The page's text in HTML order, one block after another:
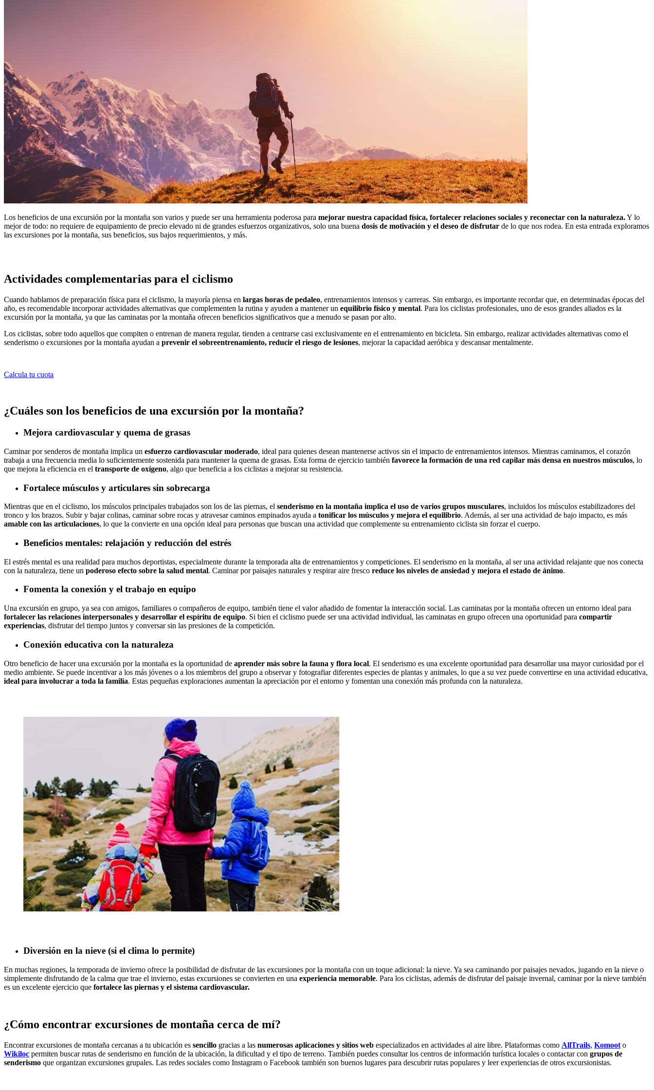
Los beneficios de una excursión por la montaña son varios y puede ser una herramienta poderosa para mejorar nuestra capacidad física, fortalecer relaciones sociales y reconectar con la naturaleza.Y lo
mejor de todo: no requiere de equipamiento de precio elevado ni de grandes esfuerzos organizativos, solo una buena dosis de motivación y el deseo de disfrutar de lo que nos rodea. En esta entrada exploramos
las excursiones por la montaña, sus beneficios, sus bajos requerimientos, y más.
Actividades complementarias para el ciclismo
Cuando hablamos de preparación física para el ciclismo, la mayoría piensa en largas horas de pedaleo, entrenamientos intensos y carreras. Sin embargo, es importante recordar que, en determinadas épocas del
año, es recomendable incorporar actividades alternativas que complementen la rutina y ayuden a mantener un equilibrio físico y mental. Para los ciclistas profesionales, uno de esos grandes aliados es la
excursión por la montaña, ya que las caminatas por la montaña ofrecen beneficios significativos que a menudo se pasan por alto.
Los ciclistas, sobre todo aquellos que compiten o entrenan de manera regular, tienden a centrarse casi exclusivamente en el entrenamiento en bicicleta. Sin embargo, realizar actividades alternativas como el
senderismo o excursiones por la montaña ayudan a prevenir el sobreentrenamiento, reducir el riesgo de lesiones, mejorar la capacidad aeróbica y descansar mentalmente.
Calcula tu cuota
¿Cuáles son los beneficios de una excursión por la montaña?
Mejora cardiovascular y quema de grasas
Caminar por senderos de montaña implica un esfuerzo cardiovascular moderado, ideal para quienes desean mantenerse activos sin el impacto de entrenamientos intensos. Mientras caminamos, el corazón
trabaja a una frecuencia media lo suficientemente sostenida para mantener la quema de grasas. Esta forma de ejercicio también favorece la formación de una red capilar más densa en nuestros músculos, lo
que mejora la eficiencia en el transporte de oxígeno, algo que beneficia a los ciclistas a mejorar su resistencia.
Fortalece músculos y articulares sin sobrecarga
Mientras que en el ciclismo, los músculos principales trabajados son los de las piernas, el senderismo en la montaña implica el uso de varios grupos musculares, incluidos los músculos estabilizadores del
tronco y los brazos. Subir y bajar colinas, caminar sobre rocas y atravesar caminos empinados ayuda a tonificar los músculos y mejora el equilibrio. Además, al ser una actividad de bajo impacto, es más
amable con las articulaciones, lo que la convierte en una opción ideal para personas que buscan una actividad que complemente su entrenamiento ciclista sin forzar el cuerpo.
Beneficios mentales: relajación y reducción del estrés
El estrés mental es una realidad para muchos deportistas, especialmente durante la temporada alta de entrenamientos y competiciones. El senderismo en la montaña, al ser una actividad relajante que nos conecta
con la naturaleza, tiene un poderoso efecto sobre la salud mental. Caminar por paisajes naturales y respirar aire fresco reduce los niveles de ansiedad y mejora el estado de ánimo.
Fomenta la conexión y el trabajo en equipo
Una excursión en grupo, ya sea con amigos, familiares o compañeros de equipo, también tiene el valor añadido de fomentar la interacción social. Las caminatas por la montaña ofrecen un entorno ideal para
fortalecer las relaciones interpersonales y desarrollar el espíritu de equipo. Si bien el ciclismo puede ser una actividad individual, las caminatas en grupo ofrecen una oportunidad para compartir
experiencias, disfrutar del tiempo juntos y conversar sin las presiones de la competición.
Conexión educativa con la naturaleza
Otro beneficio de hacer una excursión por la montaña es la oportunidad de aprender más sobre la fauna y flora local. El senderismo es una excelente oportunidad para desarrollar una mayor curiosidad por el
medio ambiente. Se puede incentivar a los más jóvenes o a los miembros del grupo a observar y fotografiar diferentes especies de plantas y animales, lo que a su vez puede convertirse en una actividad educativa,
ideal para involucrar a toda la familia. Estas pequeñas exploraciones aumentan la apreciación por el entorno y fomentan una conexión más profunda con la naturaleza.
Diversión en la nieve (si el clima lo permite)
En muchas regiones, la temporada de invierno ofrece la posibilidad de disfrutar de las excursiones por la montaña con un toque adicional: la nieve. Ya sea caminando por paisajes nevados, jugando en la nieve o
simplemente disfrutando de la calma que trae el invierno, estas excursiones se convierten en una experiencia memorable. Para los ciclistas, además de disfrutar del paisaje invernal, caminar por la nieve también
es un excelente ejercicio que fortalece las piernas y el sistema cardiovascular.
¿Cómo encontrar excursiones de montaña cerca de mí?
Encontrar excursiones de montaña cercanas a tu ubicación es sencillo gracias a las numerosas aplicaciones y sitios web especializados en actividades al aire libre. Plataformas como AllTrails, Komoot o
Wikiloc permiten buscar rutas de senderismo en función de la ubicación, la dificultad y el tipo de terreno. También puedes consultar los centros de información turística locales o contactar con grupos de
senderismo que organizan excursiones grupales. Las redes sociales como Instagram o Facebook también son buenos lugares para descubrir rutas populares y leer experiencias de otros excursionistas.